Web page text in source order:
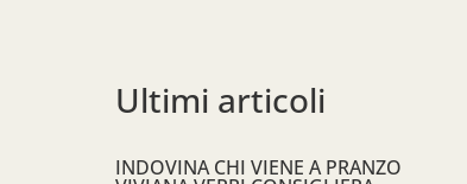
Ultimi articoli
INDOVINA CHI VIENE A PRANZO